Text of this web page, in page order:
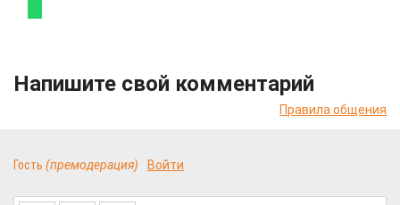
Напишите свой комментарий
Правила общения
Гость (премодерация) Войти